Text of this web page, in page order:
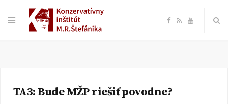
F
e
R Y
TA3: Bude MŽP riešiť povodne?